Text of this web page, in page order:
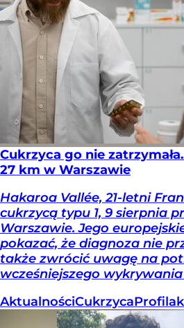
Cukrzyca go nie
27 km w Warszawie
Hakaroa Vallée, 21-letni
cukrzycą typu 1, 9 sierpnia
Warszawie. Jego
pokazać, że diagnoza nie
także zwrócić uwagę na
wcześniejszego
AktualnościCukrzyca